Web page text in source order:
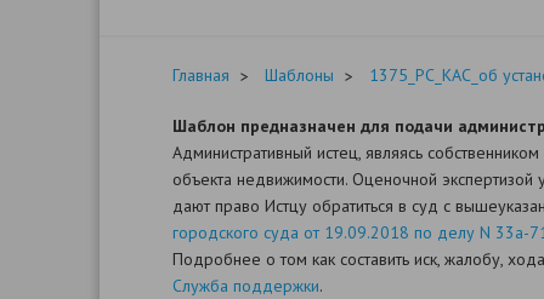
Главная Шаблоны 1375_РС_КАС_об
Шаблон предназначен для подачи
Административный истец, являясь
объекта недвижимости. Оценочной экспертизой
дают право Истцу обратиться в суд с
городского суда от 19.09.2018 по делу N 33а-
Подробнее о том как составить иск, жалобу,
Служба поддержки.